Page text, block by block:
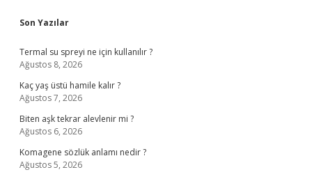
Sidebar
Son Yazılar
Termal su spreyi ne için kullanılır ?
Ağustos 8, 2026
Kaç yaş üstü hamile kalır ?
Ağustos 7, 2026
Biten aşk tekrar alevlenir mi ?
Ağustos 6, 2026
Komagene sözlük anlamı nedir ?
Ağustos 5, 2026